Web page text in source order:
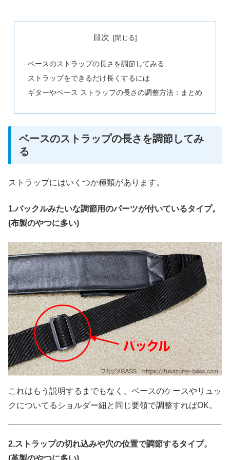
目次
ベースのストラップの長さを調節してみる
ストラップをできるだけ長くするには
ギターやベース ストラップの長さの調整方法：まとめ
ベースのストラップの長さを調節してみ
る
ストラップにはいくつか種類があります。
1.バックルみたいな調節用のパーツが付いているタイプ。
(布製のやつに多い)
これはもう説明するまでもなく、ベースのケースやリュッ
クについてるショルダー紐と同じ要領で調整すればOK。
2.ストラップの切れ込みや穴の位置で調節するタイプ。
(革製のやつに多い)